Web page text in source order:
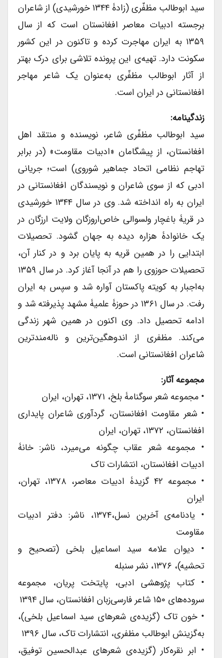
سید ابوطالب مظفّری (زادۀ ۱۳۴۴ خورشیدی) از شاعران
برجسته ادبیات معاصر افغانستان است که از سال
۱۳۵۹ به ایران مهاجرت کرده و تاکنون در این کشور
سکونت دارد. تهیه‌ی این پرونده تلاشی برای درک بهتر
از آثار ابوطالب مظفّری به‌عنوان یک شاعر مهاجر
افغانستانی در ایران است.
زندگینامه:
سید ابوطالب مظفّری شاعر، نویسنده و منتقد اهل
افغانستان، از پیشگامان «ادبیات مقاومت» (در برابر
تهاجم نظامی اتحاد جماهیر شوروی) است؛ جریانی
ادبی که از سوی شاعران و نویسندگان افغانستانی در
ایران به راه انداخته شد. وی در سال ۱۳۴۴ خورشیدی
در قریۀ باغچار ولسوالی خاص‌اروزگان ولایت ارزگان در
یک خانوادۀ هزاره دیده به جهان گشود. تحصیلات
ابتدایی را در همین قریه به پایان برد و در کنار آن،
تحصیلات حوزوی را هم در آنجا آغاز کرد. در سال ۱۳۵۹
به‌اجبار به کویته پاکستان آواره شد و سپس به ایران
رفت. در سال ۱۳۶۱ در حوزۀ علمیۀ مشهد پذیرفته شد و
ادامه تحصیل داد. وی اکنون در همین شهر زندگی
می‌کند. مظفری از اندوهگین‌ترین و ناله‌مندترین
شاعران افغانستانی است.
مجموعه آثار:
• مجموعه شعر سوگنامۀ بلخ، ۱۳۷۱، تهران، ایران
• شعر مقاومت افغانستان، گردآوری شاعران پایداری
افغانستان، ۱۳۷۲، تهران، ایران
• مجموعه شعر عقاب چگونه می‌میرد، ناشر: خانۀ
ادبیات افغانستان، انتشارات تاک
• مجموعه ۴۲ گزیدۀ ادبیات معاصر، ۱۳۷۸، تهران،
ایران
• یادنامه‌ی آخرین نسل،۱۳۷۴، ناشر: دفتر ادبیات
مقاومت
• دیوان علامه سید اسماعیل بلخی (تصحیح و
تحشیه)، ۱۳۷۶، نشر سنبله
• کتاب پژوهشی ادبی، پایتخت پریان، مجموعه
سروده‌های ۱۵۰ شاعر فارسی‌زبان افغانستان، سال ۱۳۹۴
• خون تاک (گزیده‌ی شعرهای سید اسماعیل بلخی)،
به‌گزینش ابوطالب مظفری، انتشارات تاک، سال ۱۳۹۶
• ابر نقره‌کار (گزیده‌ی شعرهای عبدالحسین توفیق،